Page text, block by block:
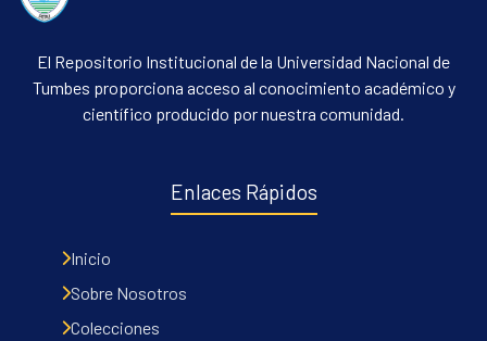
Communities & Collections
El Repositorio Institucional de la Universidad Nacional de
Tumbes proporciona acceso al conocimiento académico y
científico producido por nuestra comunidad.
Enlaces Rápidos
Inicio
Sobre Nosotros
Colecciones